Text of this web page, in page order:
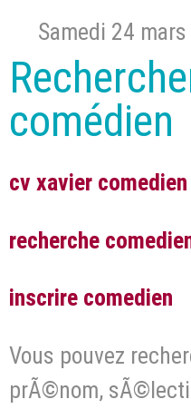
Samedi 24
comédien
cv xavier comedien
recherche
inscrire comedien
Vous pouvez
prÃ©nom,